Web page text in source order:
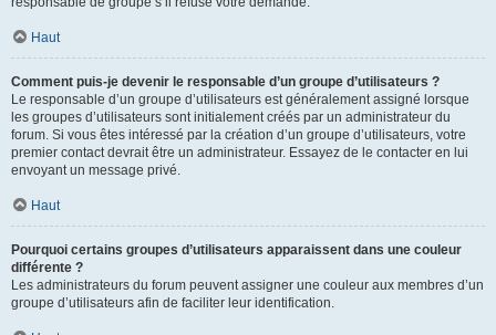
Haut
Comment puis-je devenir le responsable d’un groupe d’utilisateurs ?
Le responsable d’un groupe d’utilisateurs est généralement assigné lorsque
les groupes d’utilisateurs sont initialement créés par un administrateur du
forum. Si vous êtes intéressé par la création d’un groupe d’utilisateurs, votre
premier contact devrait être un administrateur. Essayez de le contacter en lui
envoyant un message privé.
Haut
Pourquoi certains groupes d’utilisateurs apparaissent dans une couleur
différente ?
Les administrateurs du forum peuvent assigner une couleur aux membres d’un
groupe d’utilisateurs afin de faciliter leur identification.